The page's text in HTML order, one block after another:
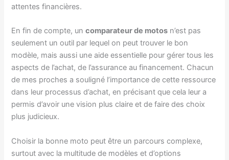
attentes financières.
En fin de compte, uncomparateur de motos n’est pas
seulement un outil par lequel on peut trouver le bon
modèle, mais aussi une aide essentielle pour gérer tous les
aspects de l’achat, de l’assurance au financement. Chacun
de mes proches a souligné l’importance de cette ressource
dans leur processus d’achat, en précisant que cela leur a
permis d’avoir une vision plus claire et de faire des choix
plus judicieux.
Choisir la bonne moto peut être un parcours complexe,
surtout avec la multitude de modèles et d’options